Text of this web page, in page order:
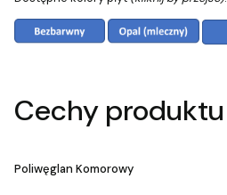
Cechy produktu
Poliwęglan Komorowy